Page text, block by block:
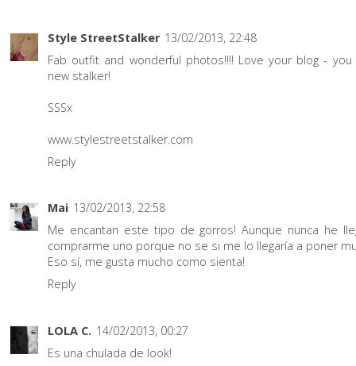
Style StreetStalker 13/02/2013, 22:48
Fab outfit and wonderful photos!!!! Love your blog - you
new stalker!
SSSx
www.stylestreetstalker.com
Reply
Mai 13/02/2013, 22:58
Me encantan este tipo de gorros! Aunque nunca he
comprarme uno porque no se si me lo llegaría a poner
Eso sí, me gusta mucho como sienta!
Reply
LOLA C. 14/02/2013, 00:27
Es una chulada de look!